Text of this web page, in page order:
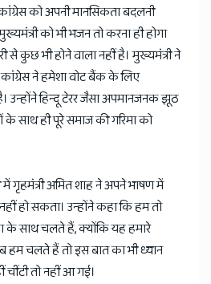
को अपनी मानसिकता बदलनी
को भी भजन तो करना ही होगा
से कुछ भी होने वाला नहीं है। मुख्यमंत्री ने
ने हमेशा वोट बैंक के लिए
उन्होंने हिन्दू टेरर जैसा अपमानजनक झूठ
के साथ ही पूरे समाज की गरिमा को
गृहमंत्री अमित शाह ने अपने भाषण में
हो सकता। उन्होंने कहा कि हम तो
साथ चलते हैं, क्योंकि यह हमारे
हम चलते हैं तो इस बात का भी ध्यान
तो नहीं आ गई।